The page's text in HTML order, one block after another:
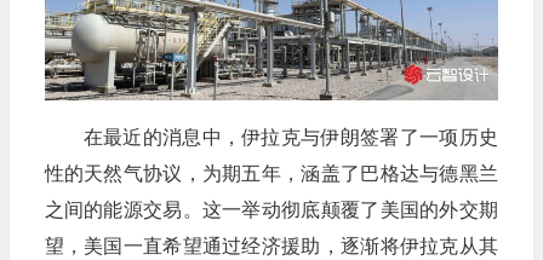
在最近的消息中，伊拉克与伊朗签署了一项历史
性的天然气协议，为期五年，涵盖了巴格达与德黑兰
之间的能源交易。这一举动彻底颠覆了美国的外交期
望，美国一直希望通过经济援助，逐渐将伊拉克从其